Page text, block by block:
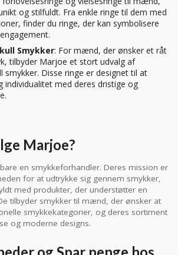
og stilfuldt. Fra enkle ringe til dem med
finder du ringe, der kan symbolisere
Smykker: For mænd, der ønsker et råt
tilbyder Marjoe et stort udvalg af
smykker. Disse ringe er designet til at
individualitet med deres dristige og
Marjoe?
en smykkeforhandler. Deres mission er
for at udtrykke sig gennem smykker,
med produkter, der understøtter en
tilbyder smykker til mænd, der ønsker at
smykkekategorier, og deres sortiment
og moderne designs.